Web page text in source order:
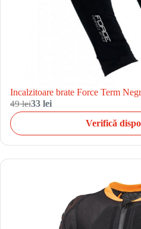
Incalzitoare brate Force Term
49 lei33 lei
Verifică